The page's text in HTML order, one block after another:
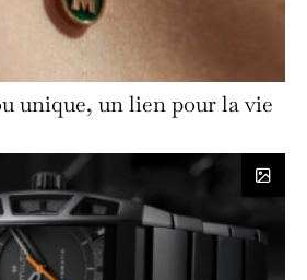
unique, un lien pour la vie